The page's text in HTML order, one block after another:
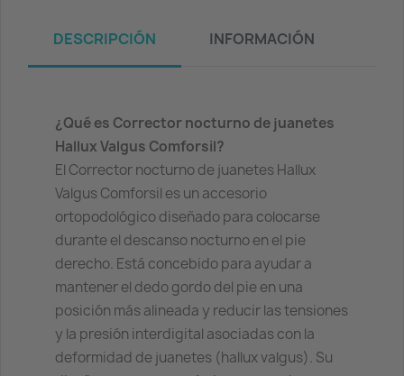
DESCRIPCIÓN INFORMACIÓN
¿Qué es Corrector nocturno de juanetes
Hallux Valgus Comforsil?
El Corrector nocturno de juanetes Hallux
Valgus Comforsil es un accesorio
ortopodológico diseñado para colocarse
durante el descanso nocturno en el pie
derecho. Está concebido para ayudar a
mantener el dedo gordo del pie en una
posición más alineada y reducir las tensiones
y la presión interdigital asociadas con la
deformidad de juanetes (hallux valgus). Su